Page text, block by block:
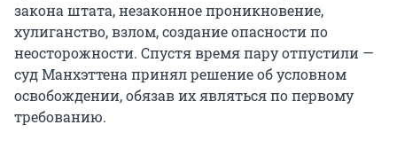
закона штата, незаконное проникновение,
хулиганство, взлом, создание опасности по
неосторожности. Спустя время пару отпустили —
суд Манхэттена принял решение об условном
освобождении, обязав их являться по первому
требованию.